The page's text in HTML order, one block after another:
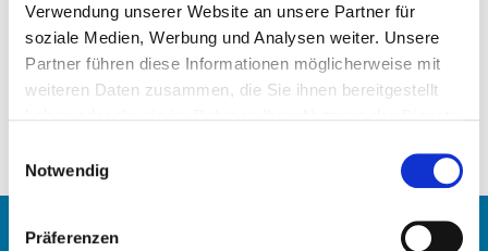
Verwendung unserer Website an unsere Partner für
soziale Medien, Werbung und Analysen weiter. Unsere
Partner führen diese Informationen möglicherweise mit
weiteren Daten zusammen, die Sie ihnen bereitgestellt
Notwendig
Präferenzen